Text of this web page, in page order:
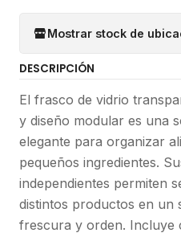
Mostrar stock de
DESCRIPCIÓN
El frasco de vidrio
y diseño modular es una
elegante para organizar
pequeños ingredientes.
independientes permiten
distintos productos en un
frescura y orden. Incluye